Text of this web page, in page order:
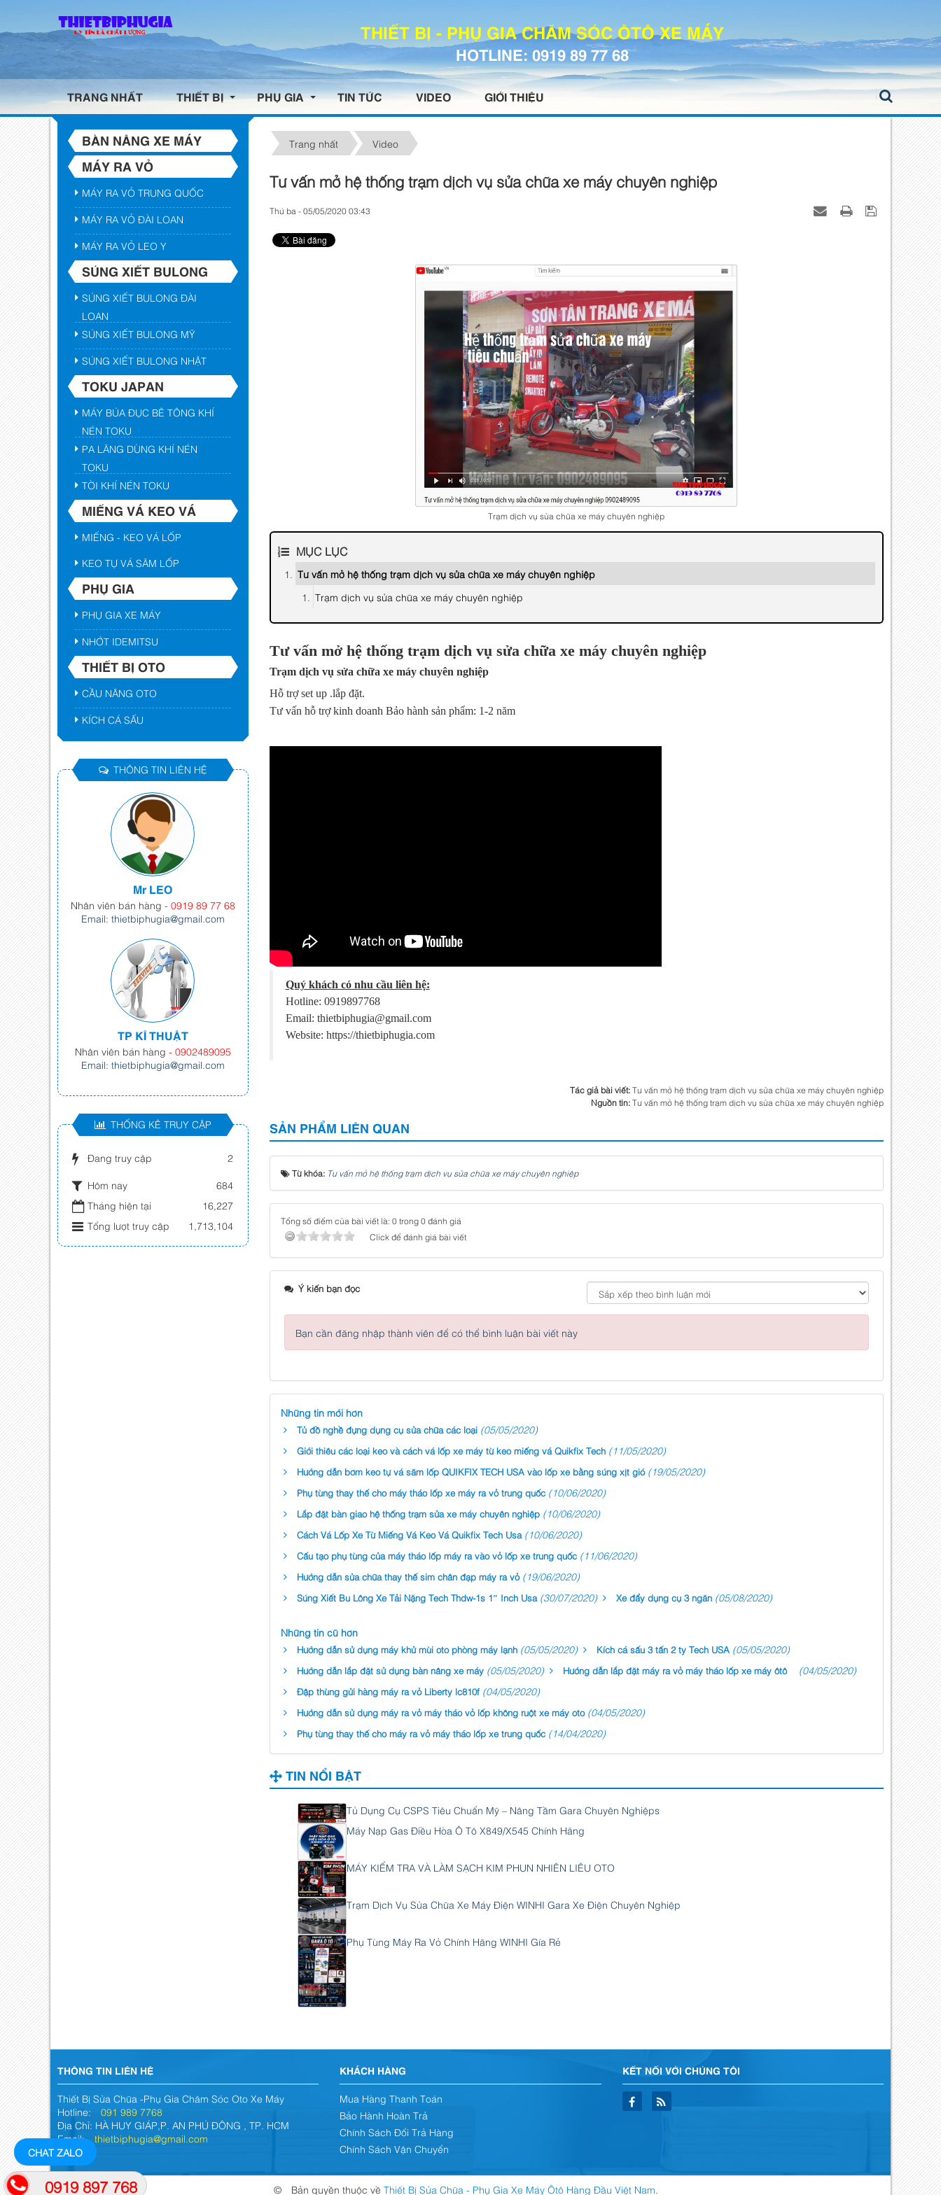
THIẾT BỊ - PHỤ GIA CHĂM SÓC ÔTÔ XE MÁY
HOTLINE: 0919 89 77 68
TRANG NHẤT THIẾT BỊ PHỤ GIA TIN TỨC VIDEO GIỚI THIỆU
Trang nhất Video
Tư vấn mở hệ thống trạm dịch vụ sửa chữa xe máy chuyên nghiệp
Thứ ba - 05/05/2020 03:43
Trạm dịch vụ sửa chữa xe máy chuyên nghiệp
MỤC LỤC
Tư vấn mở hệ thống trạm dịch vụ sửa chữa xe máy chuyên nghiệp
Trạm dịch vụ sửa chữa xe máy chuyên nghiệp
Tư vấn mở hệ thống trạm dịch vụ sửa chữa xe máy chuyên nghiệp
Trạm dịch vụ sửa chữa xe máy chuyên nghiệp
Hỗ trợ set up .lắp đặt.
Tư vấn hỗ trợ kinh doanh Bảo hành sản phẩm: 1-2 năm
Quý khách có nhu cầu liên hệ:
Hotline: 0919897768
Email: thietbiphugia@gmail.com
Website: https://thietbiphugia.com
Tác giả bài viết:Tư vấn mở hệ thống trạm dịch vụ sửa chữa xe máy chuyên nghiệp
Nguồn tin:Tư vấn mở hệ thống trạm dịch vụ sửa chữa xe máy chuyên nghiệp
SẢN PHẨM LIÊN QUAN
Từ khóa: Tư vấn mở hệ thống trạm dịch vụ sửa chữa xe máy chuyên nghiệp
Tổng số điểm của bài viết là: 0 trong 0 đánh giá
Click để đánh giá bài viết
Ý kiến bạn đọc
Bạn cần đăng nhập thành viên để có thể bình luận bài viết này
Những tin mới hơn
Tủ đồ nghề đựng dụng cụ sửa chữa các loại​​​​​​​ (05/05/2020)
Giới thiêu các loại keo và cách vá lốp xe máy từ keo miếng vá Quikfix Tech (11/05/2020)
Hướng dẫn bơm keo tự vá săm lốp QUIKFIX TECH USA vào lốp xe bằng súng xịt gió (19/05/2020)
Phụ tùng thay thế cho máy tháo lốp xe máy ra vỏ trung quốc (10/06/2020)
Lắp đặt bàn giao hệ thống trạm sửa xe máy chuyên nghiệp (10/06/2020)
Cách Vá Lốp Xe Từ Miếng Vá Keo Vá Quikfix Tech Usa (10/06/2020)
Cấu tạo phụ tùng của máy tháo lốp máy ra vào vỏ lốp xe trung quốc (11/06/2020)
Hướng dẫn sửa chữa thay thế sim chân đạp máy ra vỏ (19/06/2020)
Súng Xiết Bu Lông Xe Tải Nặng Tech Thdw-1s 1″ Inch Usa (30/07/2020) Xe đẩy dụng cụ 3 ngăn (05/08/2020)
Những tin cũ hơn
Hướng dẫn sử dụng máy khử mùi oto phòng máy lạnh (05/05/2020) Kích cá sấu 3 tấn 2 ty Tech USA (05/05/2020)
Hướng dẫn lắp đặt sử dụng bàn nâng xe máy (05/05/2020) Hướng dẫn lắp đặt máy ra vỏ máy tháo lốp xe máy ôtô (04/05/2020)
Đập thùng gửi hàng máy ra vỏ Liberty lc810f (04/05/2020)
Hướng dẫn sử dụng máy ra vỏ máy tháo vỏ lốp không ruột xe máy oto (04/05/2020)
Phụ tùng thay thế cho máy ra vỏ máy tháo lốp xe trung quốc (14/04/2020)
TIN NỔI BẬT
Tủ Dụng Cụ CSPS Tiêu Chuẩn Mỹ – Nâng Tầm Gara Chuyên Nghiệps
Máy Nạp Gas Điều Hòa Ô Tô X849/X545 Chính Hãng
MÁY KIỂM TRA VÀ LÀM SẠCH KIM PHUN NHIÊN LIÊU OTO
Trạm Dịch Vụ Sửa Chữa Xe Máy Điện WINHI Gara Xe Điện Chuyên Nghiệp
Phụ Tùng Máy Ra Vỏ Chính Hãng WINHI Gía Rẻ
BÀN NÂNG XE MÁY
MÁY RA VỎ
MÁY RA VỎ TRUNG QUỐC
MÁY RA VỎ ĐÀI LOAN
MÁY RA VỎ LEO Y
SÚNG XIẾT BULONG
SÚNG XIẾT BULONG ĐÀI
LOAN
SÚNG XIẾT BULONG MỸ
SÚNG XIẾT BULONG NHẬT
TOKU JAPAN
MÁY BÚA ĐỤC BÊ TÔNG KHÍ
NÉN TOKU
PA LĂNG DÙNG KHÍ NÉN
TOKU
TỜI KHÍ NÉN TOKU
MIẾNG VÁ KEO VÁ
MIẾNG - KEO VÁ LỐP
KEO TỰ VÁ SĂM LỐP
PHỤ GIA
PHỤ GIA XE MÁY
NHỚT IDEMITSU
THIẾT BỊ OTO
CẦU NÂNG OTO
KÍCH CÁ SẤU
THÔNG TIN LIÊN HỆ
Mr LEO
Nhân viên bán hàng - 0919 89 77 68
Email: thietbiphugia@gmail.com
TP KĨ THUẬT
Nhân viên bán hàng - 0902489095
Email: thietbiphugia@gmail.com
THỐNG KÊ TRUY CẬP
Đang truy cập 2
Hôm nay
684
Tháng hiện tại
16,227
Tổng lượt truy cập
1,713,104
THÔNG TIN LIÊN HỆ
Thiết Bị Sửa Chữa -Phụ Gia Chăm Sóc Oto Xe Máy
Hotline: 091 989 7768
Địa Chỉ: HÀ HUY GIÁP,P. AN PHÚ ĐÔNG , TP. HCM
Email: thietbiphugia@gmail.com
KHÁCH HÀNG
Mua Hàng Thanh Toán
Bảo Hành Hoàn Trả
Chính Sách Đổi Trả Hàng
Chính Sách Vận Chuyển
KẾT NỐI VỚI CHÚNG TÔI
© Bản quyền thuộc về Thiết Bị Sửa Chữa - Phụ Gia Xe Máy Ôtô Hàng Đầu Việt Nam.
CHAT ZALO
0919 897 768